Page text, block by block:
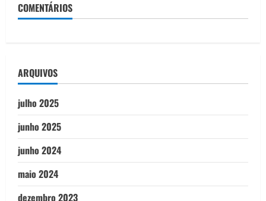
COMENTÁRIOS
ARQUIVOS
julho 2025
junho 2025
junho 2024
maio 2024
dezembro 2023